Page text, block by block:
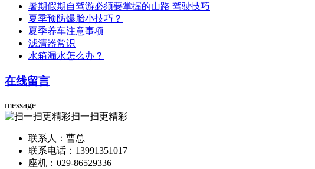
暑期假期自驾游必须要掌握的山路 驾驶技巧
夏季预防爆胎小技巧？
夏季养车注意事项
滤清器常识
水箱漏水怎么办？
在线留言
message
扫一扫更精彩
联系人：曹总
联系电话：13991351017
座机：029-86529336